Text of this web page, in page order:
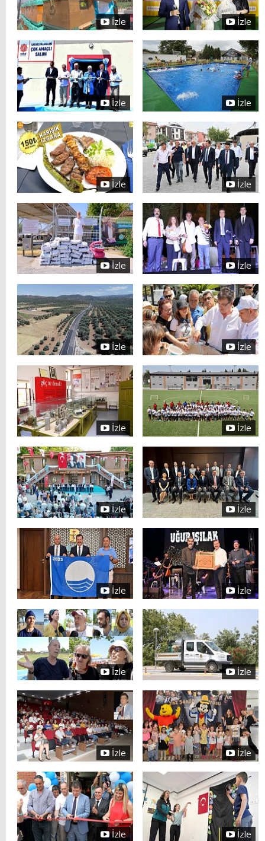
İzle İzle
İzle İzle
İzle İzle
İzle İzle
İzle İzle
İzle İzle
İzle İzle
İzle İzle
İzle İzle
İzle İzle
İzle İzle